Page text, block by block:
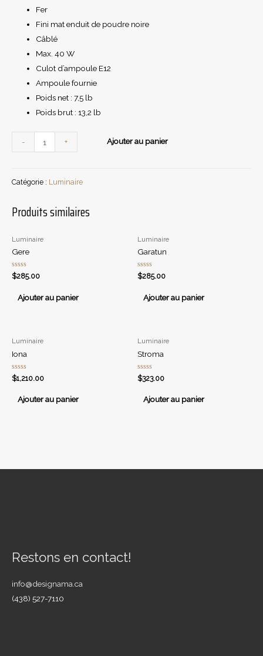
Fer
Fini mat enduit de poudre noire
Câblé
Max. 40 W
Culot d’ampoule E12
Ampoule fournie
Poids net : 7,5 lb
Poids brut : 13,2 lb
- + Ajouter au panier
Catégorie : Luminaire
Produits similaires
Luminaire
Gere
Note
0
$285.00
Ajouter au panier
Luminaire
Garatun
Note
0
$285.00
Ajouter au panier
Luminaire
Iona
Note
0
$1,210.00
Ajouter au panier
Luminaire
Stroma
Note
0
$323.00
Ajouter au panier
Restons en contact!
info@designama.ca
(438) 527-7110